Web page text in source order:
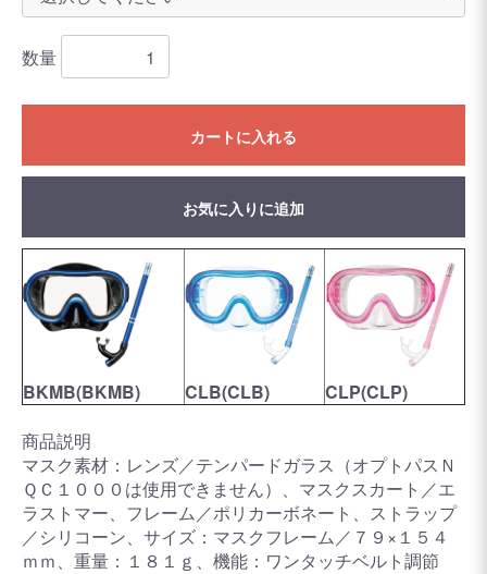
数量
カートに入れる
お気に入りに追加
BKMB(BKMB) CLB(CLB)
CLP(CLP)
商品説明
マスク素材：レンズ／テンパードガラス（オプトパスＮ
ＱＣ１０００は使用できません）、マスクスカート／エ
ラストマー、フレーム／ポリカーボネート、ストラップ
／シリコーン、サイズ：マスクフレーム／７９×１５４
ｍｍ、重量：１８１ｇ、機能：ワンタッチベルト調節